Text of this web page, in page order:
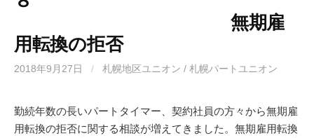
無期雇
用転換の拒否
2018年9月27日 / 札幌地区ユニオン / 札幌パートユニオン
勤続年数の長いパートタイマー、契約社員の方々から無期雇
用転換の拒否に関する相談が増えてきました。無期雇用転換